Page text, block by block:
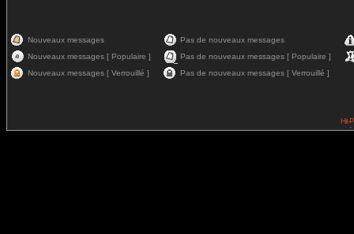
Nouveaux messages
Pas de nouveaux messages
Nouveaux messages [ Populaire ]
Pas de nouveaux messages [ Populaire ]
Nouveaux messages [ Verrouillé ]
Pas de nouveaux messages [ Verrouillé ]